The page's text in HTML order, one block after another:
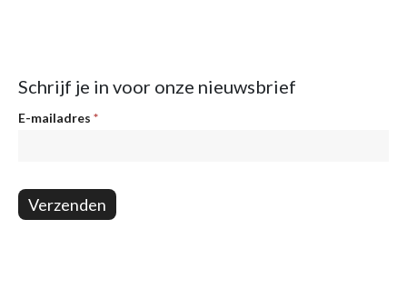
Schrijf je in voor onze nieuwsbrief
Nieuwsbrief
E-mailadres *
Verzenden